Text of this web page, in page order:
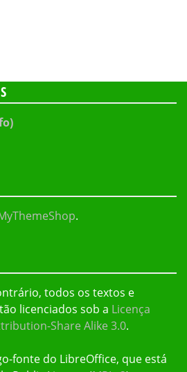
.
todos os textos e
licenciados sob a Licença
Share Alike 3.0.
fonte do LibreOffice, que está